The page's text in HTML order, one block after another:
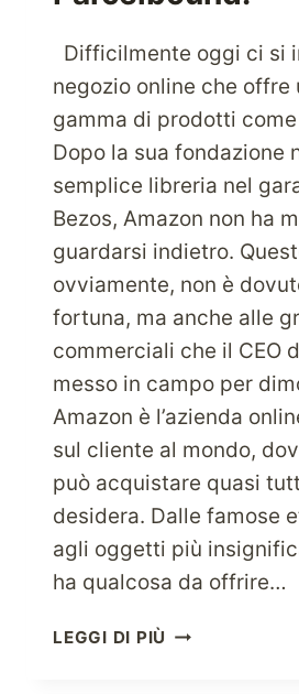
Difficilmente oggi ci si
negozio online che offre
gamma di prodotti come
Dopo la sua fondazione
semplice libreria nel
Bezos, Amazon non ha
guardarsi indietro.
ovviamente, non è
fortuna, ma anche alle
commerciali che il CEO
messo in campo per
Amazon è l’azienda
sul cliente al mondo,
può acquistare quasi
desidera. Dalle famose
agli oggetti più
ha qualcosa da offrire…
LEGGI DI PIÙ PROVA